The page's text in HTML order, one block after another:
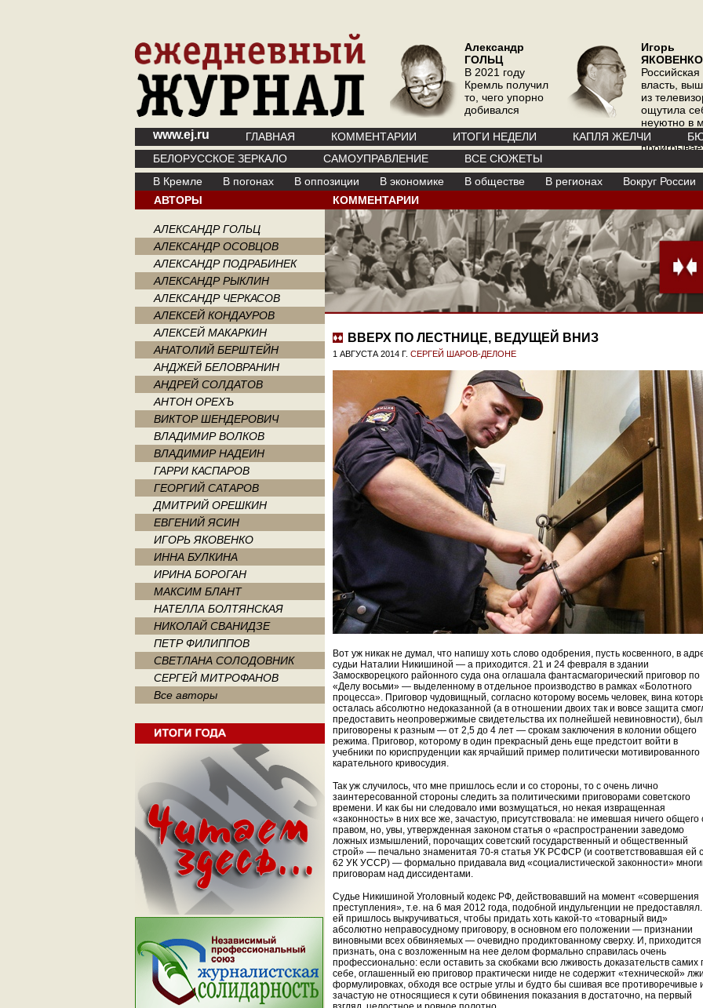
Александр
ГОЛЬЦ
В 2021 году
Кремль получил
то, чего упорно
добивался
Игорь
ЯКОВЕНКО
Российская
власть,
из
ощутила
неуютно в
где
www.ej.ru ГЛАВНАЯ КОММЕНТАРИИ ИТОГИ НЕДЕЛИ КАПЛЯ ЖЕЛЧИ
БЕЛОРУССКОЕ ЗЕРКАЛО
САМОУПРАВЛЕНИЕ
ВСЕ СЮЖЕТЫ
В Кремле
В погонах В оппозиции В экономике В обществе В регионах Вокруг России
АВТОРЫ
АЛЕКСАНДР ГОЛЬЦ
АЛЕКСАНДР ОСОВЦОВ
АЛЕКСАНДР ПОДРАБИНЕК
АЛЕКСАНДР РЫКЛИН
АЛЕКСАНДР ЧЕРКАСОВ
АЛЕКСЕЙ КОНДАУРОВ
АЛЕКСЕЙ МАКАРКИН
АНАТОЛИЙ БЕРШТЕЙН
АНДЖЕЙ БЕЛОВРАНИН
АНДРЕЙ СОЛДАТОВ
АНТОН ОРЕХЪ
ВИКТОР ШЕНДЕРОВИЧ
ВЛАДИМИР ВОЛКОВ
ВЛАДИМИР НАДЕИН
ГАРРИ КАСПАРОВ
ГЕОРГИЙ САТАРОВ
ДМИТРИЙ ОРЕШКИН
ЕВГЕНИЙ ЯСИН
ИГОРЬ ЯКОВЕНКО
ИННА БУЛКИНА
ИРИНА БОРОГАН
МАКСИМ БЛАНТ
НАТЕЛЛА БОЛТЯНСКАЯ
НИКОЛАЙ СВАНИДЗЕ
ПЕТР ФИЛИППОВ
СВЕТЛАНА СОЛОДОВНИК
СЕРГЕЙ МИТРОФАНОВ
Все авторы
КОММЕНТАРИИ
ВВЕРХ ПО ЛЕСТНИЦЕ, ВЕДУЩЕЙ ВНИЗ
1 АВГУСТА 2014 Г. СЕРГЕЙ ШАРОВ-ДЕЛОНЕ
Вот уж никак не думал, что напишу хоть слово одобрения, пусть косвенного, в
судьи Наталии Никишиной — а приходится. 21 и 24 февраля в здании
Замоскворецкого районного суда она оглашала фантасмагорический приговор по
«Делу восьми» — выделенному в отдельное производство в рамках «Болотного
процесса». Приговор чудовищный, согласно которому восемь человек, вина
осталась абсолютно недоказанной (а в отношении двоих так и вовсе защита
предоставить неопровержимые свидетельства их полнейшей невиновности),
приговорены к разным — от 2,5 до 4 лет — срокам заключения в колонии общего
режима. Приговор, которому в один прекрасный день еще предстоит войти в
учебники по юриспруденции как ярчайший пример политически мотивированного
карательного кривосудия.
Так уж случилось, что мне пришлось если и со стороны, то с очень лично
заинтересованной стороны следить за политическими приговорами советского
времени. И как бы ни следовало ими возмущаться, но некая извращенная
«законность» в них все же, зачастую, присутствовала: не имевшая ничего общего
правом, но, увы, утвержденная законом статья о «распространении заведомо
ложных измышлений, порочащих советский государственный и общественный
строй» — печально знаменитая 70-я статья УК РСФСР (и соответствовавшая ей
62 УК УССР) — формально придавала вид «социалистической законности»
приговорам над диссидентами.
Судье Никишиной Уголовный кодекс РФ, действовавший на момент «совершения
преступления», т.е. на 6 мая 2012 года, подобной индульгенции не
ей пришлось выкручиваться, чтобы придать хоть какой-то «товарный вид»
абсолютно неправосудному приговору, в основном его положении — признании
виновными всех обвиняемых — очевидно продиктованному сверху. И, приходится
признать, она с возложенным на нее делом формально справилась очень
профессионально: если оставить за скобками всю лживость доказательств самих
себе, оглашенный ею приговор практически нигде не содержит «технической»
формулировках, обходя все острые углы и будто бы сшивая все противоречивые
зачастую не относящиеся к сути обвинения показания в достаточно, на первый